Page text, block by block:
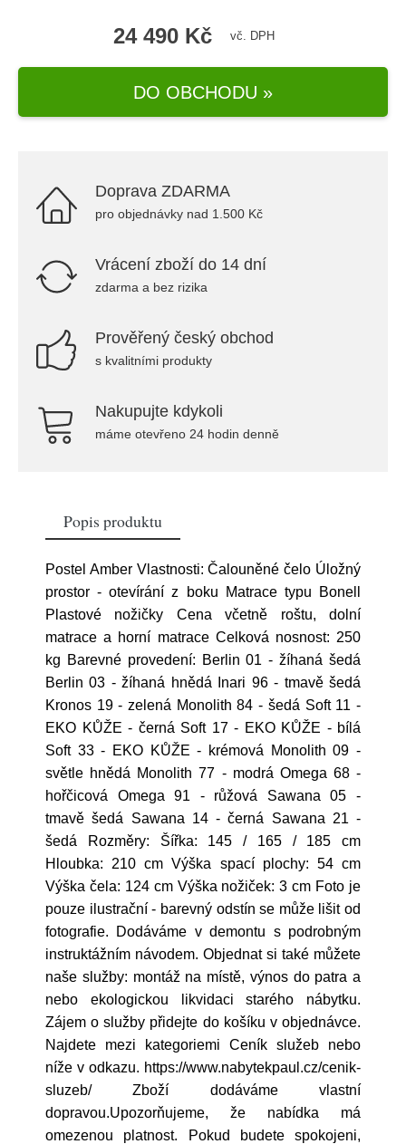
24 490 Kč vč. DPH
DO OBCHODU »
Doprava ZDARMA
pro objednávky nad 1.500 Kč
Vrácení zboží do 14 dní
zdarma a bez rizika
Prověřený český obchod
s kvalitními produkty
Nakupujte kdykoli
máme otevřeno 24 hodin denně
Popis produktu
Postel Amber Vlastnosti: Čalouněné čelo Úložný
prostor - otevírání z boku Matrace typu Bonell
Plastové nožičky Cena včetně roštu, dolní
matrace a horní matrace Celková nosnost: 250
kg Barevné provedení: Berlin 01 - žíhaná šedá
Berlin 03 - žíhaná hnědá Inari 96 - tmavě šedá
Kronos 19 - zelená Monolith 84 - šedá Soft 11 -
EKO KŮŽE - černá Soft 17 - EKO KŮŽE - bílá
Soft 33 - EKO KŮŽE - krémová Monolith 09 -
světle hnědá Monolith 77 - modrá Omega 68 -
hořčicová Omega 91 - růžová Sawana 05 -
tmavě šedá Sawana 14 - černá Sawana 21 -
šedá Rozměry: Šířka: 145 / 165 / 185 cm
Hloubka: 210 cm Výška spací plochy: 54 cm
Výška čela: 124 cm Výška nožiček: 3 cm Foto je
pouze ilustrační - barevný odstín se může lišit od
fotografie. Dodáváme v demontu s podrobným
instruktážním návodem. Objednat si také můžete
naše služby: montáž na místě, výnos do patra a
nebo ekologickou likvidaci starého nábytku.
Zájem o služby přidejte do košíku v objednávce.
Najdete mezi kategoriemi Ceník služeb nebo
níže v odkazu. https://www.nabytekpaul.cz/cenik-
sluzeb/ Zboží dodáváme vlastní
dopravou.Upozorňujeme, že nabídka má
omezenou platnost. Pokud budete spokojeni,